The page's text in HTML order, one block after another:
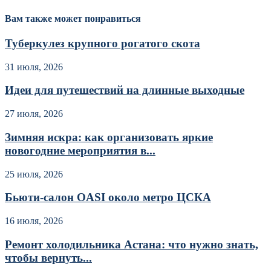
Вам также может понравиться
Туберкулез крупного рогатого скота
31 июля, 2026
Идеи для путешествий на длинные выходные
27 июля, 2026
Зимняя искра: как организовать яркие
новогодние мероприятия в...
25 июля, 2026
Бьюти-салон OASI около метро ЦСКА
16 июля, 2026
Ремонт холодильника Астана: что нужно знать,
чтобы вернуть...